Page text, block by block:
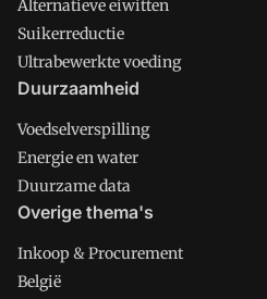
Alternatieve eiwitten
Suikerreductie
Ultrabewerkte voeding
Duurzaamheid
Voedselverspilling
Energie en water
Duurzame data
Overige thema's
Inkoop & Procurement
België